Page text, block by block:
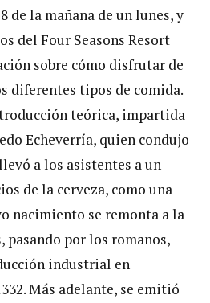
de la mañana de un lunes, y
del Four Seasons Resort
sobre cómo disfrutar de
diferentes tipos de comida.
teórica, impartida
Echeverría, quien condujo
a los asistentes a un
de la cerveza, como una
nacimiento se remonta a la
pasando por los romanos,
industrial en
Más adelante, se emitió